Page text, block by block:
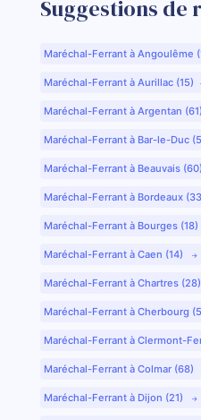
Suggestions de
Maréchal-Ferrant à Angoulême
Maréchal-Ferrant à Aurillac (15)
Maréchal-Ferrant à Argentan (61)
Maréchal-Ferrant à Bar-le-Duc
Maréchal-Ferrant à Beauvais (60)
Maréchal-Ferrant à Bordeaux
Maréchal-Ferrant à Bourges (18)
Maréchal-Ferrant à Caen (14)
Maréchal-Ferrant à Chartres (28)
Maréchal-Ferrant à Cherbourg
Maréchal-Ferrant à Clermont-
Maréchal-Ferrant à Colmar (68)
Maréchal-Ferrant à Dijon (21)